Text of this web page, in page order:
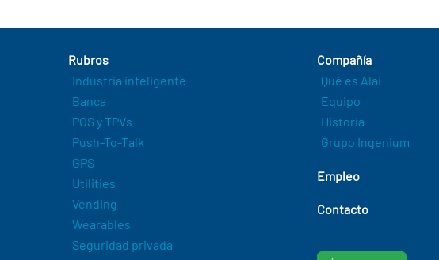
Rubros
Industria inteligente
Banca
POS y TPVs
Push-To-Talk
GPS
Utilities
Vending
Wearables
Seguridad privada
Compañía
Qué es Alai
Equipo
Historia
Grupo Ingenium
Empleo
Contacto